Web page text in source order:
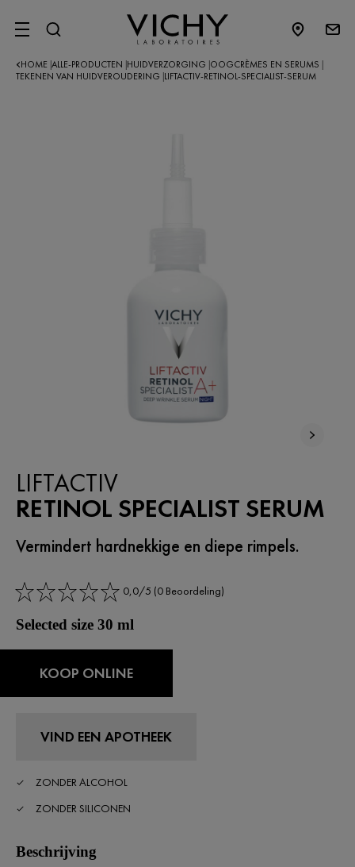
SITE MENU
HOME ALLE-PRODUCTEN HUIDVERZORGING OOGCRÈMES EN SERUMS
TEKENEN VAN HUIDVEROUDERING LIFTACTIV-RETINOL-SPECIALIST-SERUM
LIFTACTIV
RETINOL SPECIALIST SERUM
Vermindert hardnekkige en diepe rimpels.​
0,0/5 (0 Beoordeling)
Selected size 30 ml
KOOP ONLINE
VIND EEN APOTHEEK
ZONDER ALCOHOL
ZONDER SILICONEN
Beschrijving